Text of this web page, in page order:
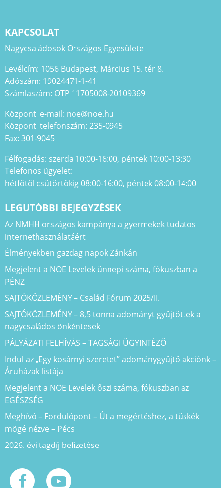
KAPCSOLAT
Nagycsaládosok Országos Egyesülete
Levélcím: 1056 Budapest, Március 15. tér 8.
Adószám: 19024471-1-41
Számlaszám: OTP 11705008-20109369
Központi e-mail: noe@noe.hu
Központi telefonszám: 235-0945
Fax: 301-9045
Félfogadás: szerda 10:00-16:00, péntek 10:00-13:30
Telefonos ügyelet:
hétfőtől csütörtökig 08:00-16:00, péntek 08:00-14:00
LEGUTÓBBI BEJEGYZÉSEK
Az NMHH országos kampánya a gyermekek tudatos
internethasználatáért
Élményekben gazdag napok Zánkán
Megjelent a NOE Levelek ünnepi száma, fókuszban a
PÉNZ
SAJTÓKÖZLEMÉNY – Család Fórum 2025/II.
SAJTÓKÖZLEMÉNY – 8,5 tonna adományt gyűjtöttek a
nagycsaládos önkéntesek
PÁLYÁZATI FELHÍVÁS – TAGSÁGI ÜGYINTÉZŐ
Indul az „Egy kosárnyi szeretet” adománygyűjtő akciónk –
Áruházak listája
Megjelent a NOE Levelek őszi száma, fókuszban az
EGÉSZSÉG
Meghívó – Fordulópont – Út a megértéshez, a tüskék
mögé nézve – Pécs
2026. évi tagdíj befizetése